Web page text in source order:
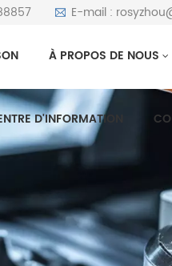
E-mail :
À PROPOS DE NOUS
D'INFORMATION